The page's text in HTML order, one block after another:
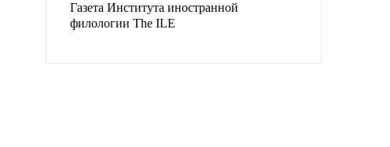
Газета Института иностранной
филологии The ILE